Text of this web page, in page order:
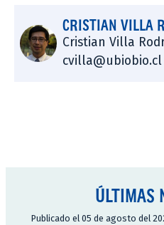
CRISTIAN VILLA
Cristian Villa
cvilla@ubiobio.cl
ÚLTIMAS
Publicado el 05 de agosto del